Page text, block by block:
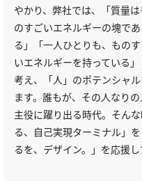
やかり、弊社では、「質量は
のすごいエネルギーの塊であ
る」「一人ひとりも、もの
いエネルギーを持っている」
考え、「人」のポテンシャ
ます。誰もが、その人なり
主役に躍り出る時代。そん
る、自己実現ターミナル」
るを、デザイン。」を応援し